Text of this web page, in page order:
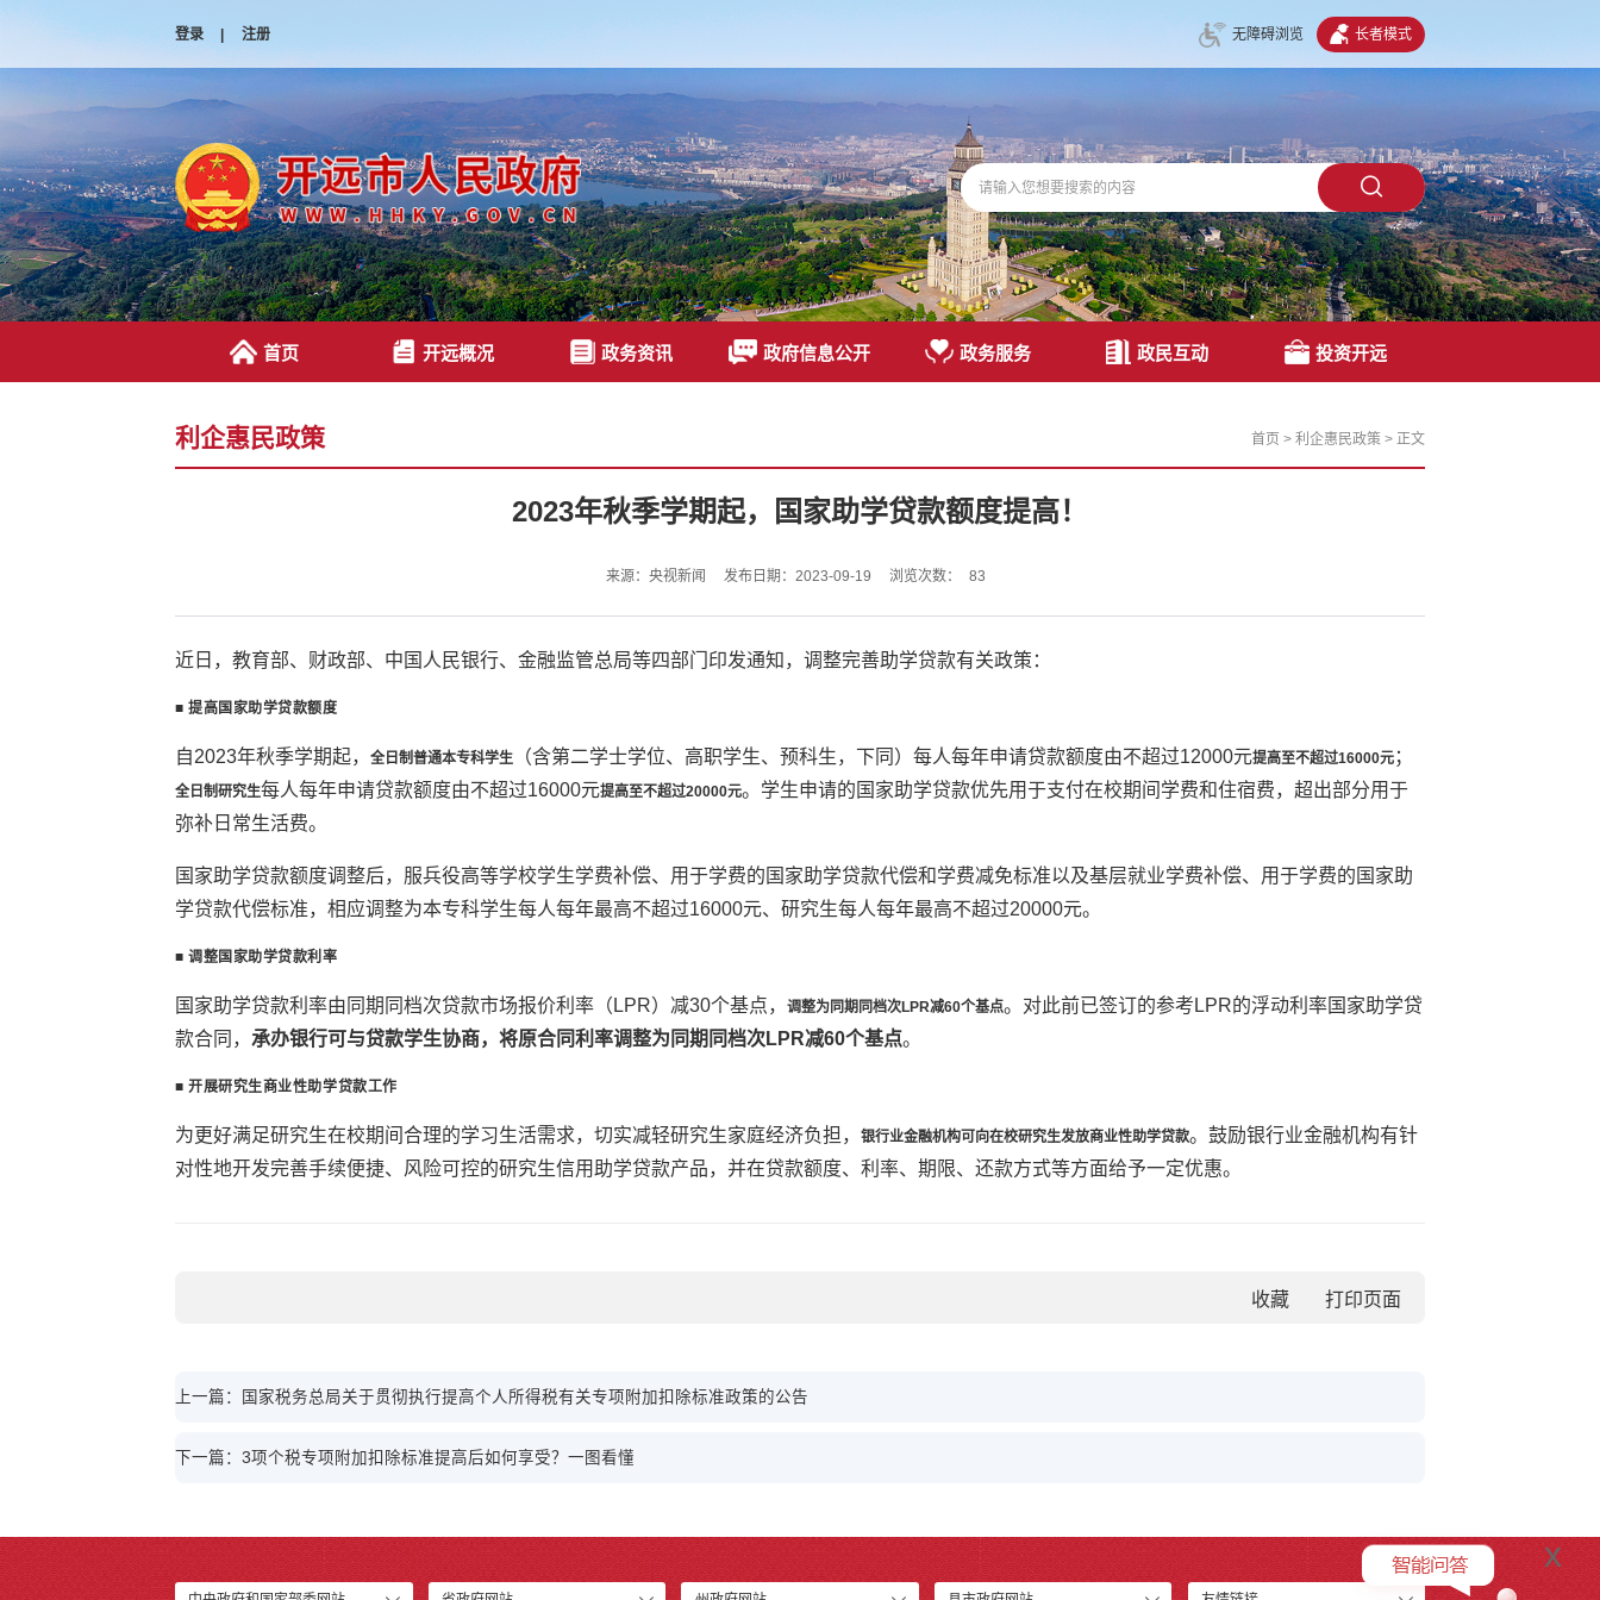
登录 | 注册 无障碍浏览 长者模式
首页 开远概况 政务资讯 政府信息公开 政务服务 政民互动 投资开远
利企惠民政策 首页 > 利企惠民政策 > 正文
2023年秋季学期起，国家助学贷款额度提高！
来源：央视新闻 发布日期：2023-09-19 浏览次数： 83
近日，教育部、财政部、中国人民银行、金融监管总局等四部门印发通知，调整完善助学贷款有关政策：
■ 提高国家助学贷款额度
自2023年秋季学期起， 全日制普通本专科学生 （含第二学士学位、高职学生、预科生，下同）每人每年申请贷款额度由不超过12000元提高至不超过16000元 ；
全日制研究生每人每年申请贷款额度由不超过16000元提高至不超过20000元。学生申请的国家助学贷款优先用于支付在校期间学费和住宿费，超出部分用于
弥补日常生活费。
国家助学贷款额度调整后，服兵役高等学校学生学费补偿、用于学费的国家助学贷款代偿和学费减免标准以及基层就业学费补偿、用于学费的国家助
学贷款代偿标准，相应调整为本专科学生每人每年最高不超过16000元、研究生每人每年最高不超过20000元。
■调整国家助学贷款利率
国家助学贷款利率由同期同档次贷款市场报价利率（LPR）减30个基点， 调整为同期同档次LPR减60个基点。 对此前已签订的参考LPR的浮动利率国家助学贷
款合同， 承办银行可与贷款学生协商，将原合同利率调整为同期同档次LPR减60个基点。
■开展研究生商业性助学贷款工作
为更好满足研究生在校期间合理的学习生活需求，切实减轻研究生家庭经济负担， 银行业金融机构可向在校研究生发放商业性助学贷款。鼓励银行业金融机构有针
对性地开发完善手续便捷、风险可控的研究生信用助学贷款产品，并在贷款额度、利率、期限、还款方式等方面给予一定优惠。
收藏
上一篇：国家税务总局关于贯彻执行提高个人所得税有关专项附加扣除标准政策的公告
下一篇：3项个税专项附加扣除标准提高后如何享受？一图看懂
x